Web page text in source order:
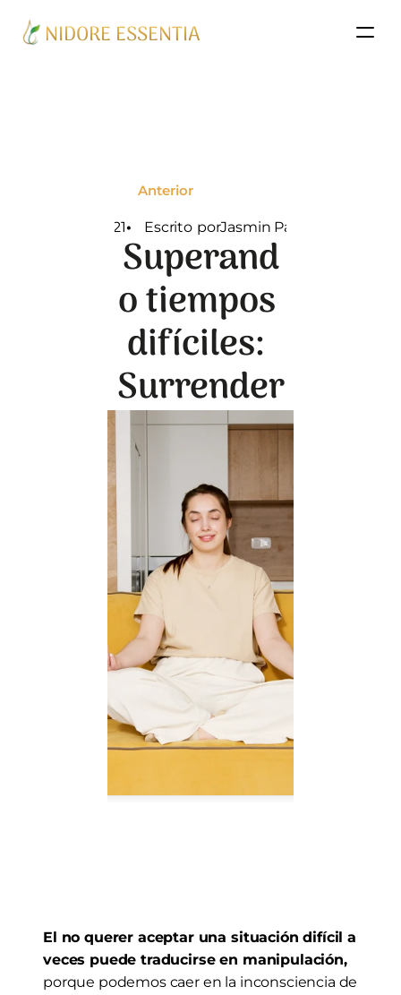
NIDORE ESSENTIA
Anterior
03/09/2021• Escrito porJasmin Palenzuela
Superand
o tiempos
difíciles:
Surrender
El no querer aceptar una situación difícil a
veces puede traducirse en manipulación,
porque podemos caer en la inconsciencia de